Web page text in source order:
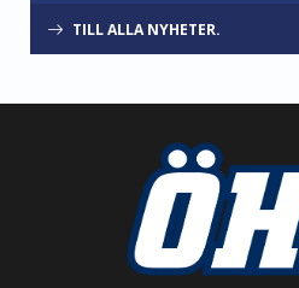
TILL ALLA NYHETER.